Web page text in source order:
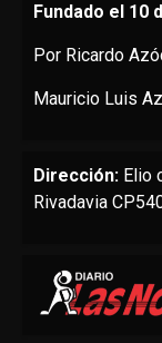
Fundado el 10
Por Ricardo
Mauricio Luis
Dirección: Elio
Rivadavia